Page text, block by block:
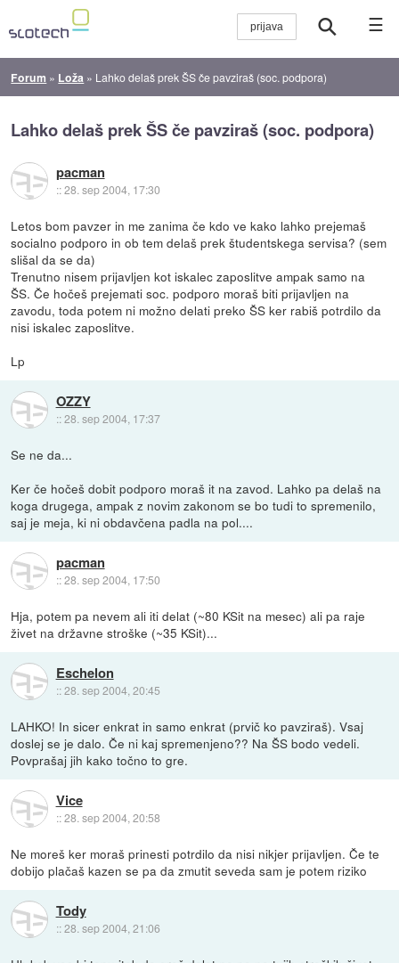
☰
Forum » Loža » Lahko delaš prek ŠS če pavziraš (soc. podpora)
Lahko delaš prek ŠS če pavziraš (soc. podpora)
pacman
::28. sep 2004, 17:30
Letos bom pavzer in me zanima če kdo ve kako lahko prejemaš
socialno podporo in ob tem delaš prek študentskega servisa? (sem
slišal da se da)
Trenutno nisem prijavljen kot iskalec zaposlitve ampak samo na
ŠS. Če hočeš prejemati soc. podporo moraš biti prijavljen na
zavodu, toda potem ni možno delati preko ŠS ker rabiš potrdilo da
nisi iskalec zaposlitve.
Lp
OZZY
::28. sep 2004, 17:37
Se ne da...
Ker če hočeš dobit podporo moraš it na zavod. Lahko pa delaš na
koga drugega, ampak z novim zakonom se bo tudi to spremenilo,
saj je meja, ki ni obdavčena padla na pol....
pacman
::28. sep 2004, 17:50
Hja, potem pa nevem ali iti delat (~80 KSit na mesec) ali pa raje
živet na državne stroške (~35 KSit)...
Eschelon
::28. sep 2004, 20:45
LAHKO! In sicer enkrat in samo enkrat (prvič ko pavziraš). Vsaj
doslej se je dalo. Če ni kaj spremenjeno?? Na ŠS bodo vedeli.
Povprašaj jih kako točno to gre.
Vice
::28. sep 2004, 20:58
Ne moreš ker moraš prinesti potrdilo da nisi nikjer prijavljen. Če te
dobijo plačaš kazen se pa da zmutit seveda sam je potem riziko
Tody
::28. sep 2004, 21:06